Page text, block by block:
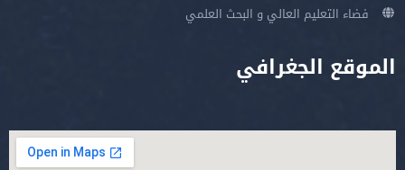
فضاء التعليم العالي و البحث العلمي
الموقع الجغرافي